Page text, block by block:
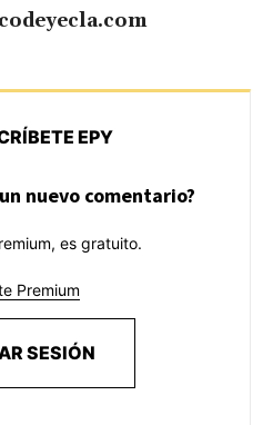
EPY
nuevo comentario?
es gratuito.
Premium
SESIÓN